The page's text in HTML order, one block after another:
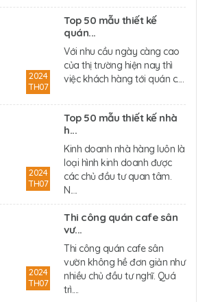
2024
TH07
Top 50 mẫu thiết kế
quán...
Với nhu cầu ngày càng cao
của thị trường hiện nay thì
việc khách hàng tới quán c....
2024
TH07
Top 50 mẫu thiết kế nhà
h...
Kinh doanh nhà hàng luôn là
loại hình kinh doanh được
các chủ đầu tư quan tâm.
N....
2024
TH07
Thi công quán cafe sân
vư...
Thi công quán cafe sân
vườn không hề đơn giản như
nhiều chủ đầu tư nghĩ. Quá
trì....